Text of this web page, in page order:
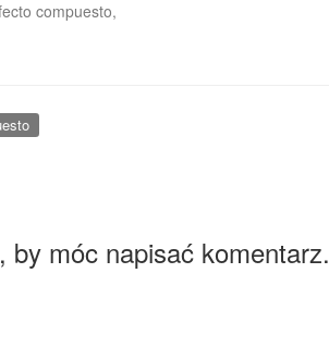
compuesto,
by móc napisać komentarz.